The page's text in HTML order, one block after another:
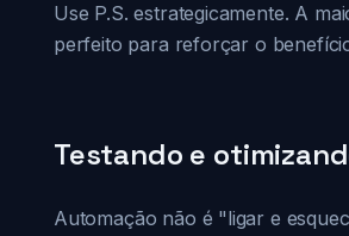
Use P.S. estrategicamente. A
perfeito para reforçar o
Testando e
Automação não é "ligar e